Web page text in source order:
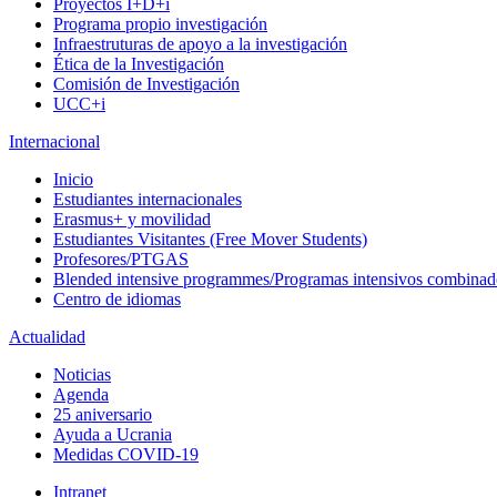
Proyectos I+D+i
Programa propio investigación
Infraestruturas de apoyo a la investigación
Ética de la Investigación
Comisión de Investigación
UCC+i
Internacional
Inicio
Estudiantes internacionales
Erasmus+ y movilidad
Estudiantes Visitantes (Free Mover Students)
Profesores/PTGAS
Blended intensive programmes/Programas intensivos
Centro de idiomas
Actualidad
Noticias
Agenda
25 aniversario
Ayuda a Ucrania
Medidas COVID-19
Intranet